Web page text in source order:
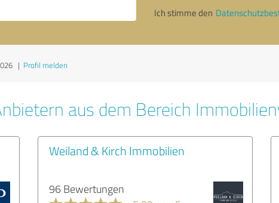
Ich stimme den
| Profil melden
aus dem Bereich
Weiland & Kirch Immobilien
96 Bewertungen